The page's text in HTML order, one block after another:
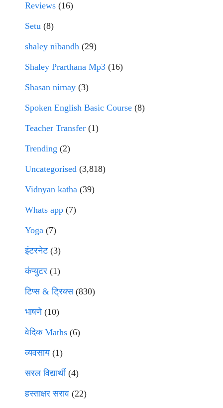
Reviews (16)
Setu (8)
shaley nibandh (29)
Shaley Prarthana Mp3 (16)
Shasan nirnay (3)
Spoken English Basic Course (8)
Teacher Transfer (1)
Trending (2)
Uncategorised (3,818)
Vidnyan katha (39)
Whats app (7)
Yoga (7)
इंटरनेट(3)
कंप्युटर (1)
टिप्स & ट्रिक्स(830)
भाषणे(10)
वेदिक Maths (6)
व्यवसाय(1)
सरल विद्यार्थी(4)
हस्ताक्षर सराव (22)